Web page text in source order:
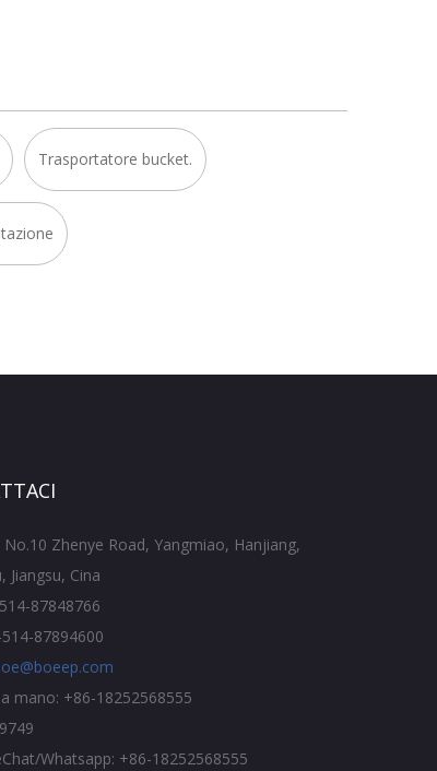
Trasportatore bucket.
Zhenye Road, Yangmiao, Hanjiang,
Jiangsu, Cina
87848766
87894600
mano: +86-18252568555
Whatsapp: +86-18252568555